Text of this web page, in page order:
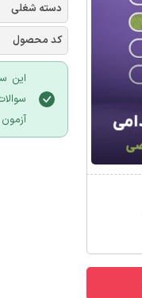
دسته شغلی
کد محصول
این